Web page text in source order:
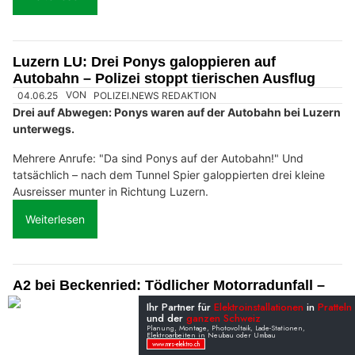
Luzern LU: Drei Ponys galoppieren auf
Autobahn – Polizei stoppt tierischen Ausflug
04.06.25 VON POLIZEI.NEWS REDAKTION
Drei auf Abwegen: Ponys waren auf der Autobahn bei Luzern
unterwegs.
Mehrere Anrufe: "Da sind Ponys auf der Autobahn!" Und
tatsächlich – nach dem Tunnel Spier galoppierten drei kleine
Ausreisser munter in Richtung Luzern.
Weiterlesen
A2 bei Beckenried: Tödlicher Motorradunfall –
69-Jähriger prallt gegen Leitplanke
POLIZEI.NEWS REDAKTION
Bei einem Selbstunfall auf der Autobahn A2 in Fahrtrichtung
Süden ist heute Morgen in Beckenried ein Motorradfahrer